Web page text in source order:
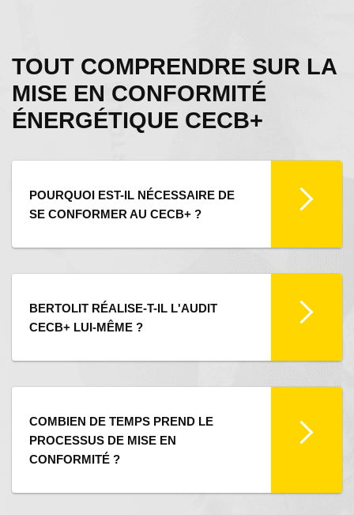
TOUT COMPRENDRE SUR LA
MISE EN CONFORMITÉ
ÉNERGÉTIQUE CECB+
POURQUOI EST-IL NÉCESSAIRE DE
SE CONFORMER AU CECB+ ?
BERTOLIT RÉALISE-T-IL L'AUDIT
CECB+ LUI-MÊME ?
COMBIEN DE TEMPS PREND LE
PROCESSUS DE MISE EN
CONFORMITÉ ?